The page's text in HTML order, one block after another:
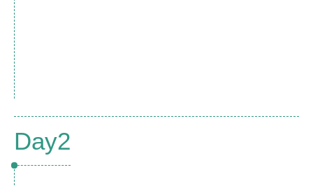
Day2